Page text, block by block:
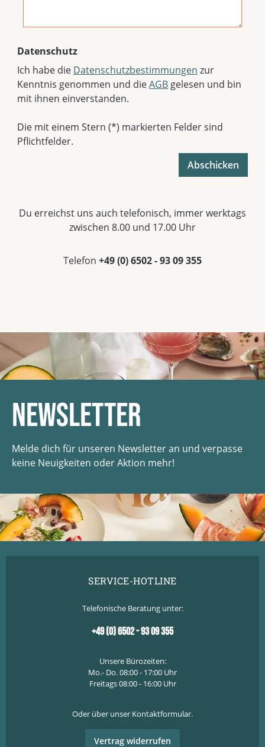
Datenschutz
Ich habe die Datenschutzbestimmungen zur
Kenntnis genommen und dieAGB gelesen und bin
mit ihnen einverstanden.
Die mit einem Stern (*) markierten Felder sind
Pflichtfelder.
Abschicken
Du erreichst uns auch telefonisch, immer werktags
zwischen 8.00 und 17.00 Uhr
Telefon +49 (0) 6502 - 93 09 355
Newsletter
Melde dich für unseren Newsletter an und verpasse
keine Neuigkeiten oder Aktion mehr!
SERVICE-HOTLINE
Telefonische Beratung unter:
+49 (0) 6502 - 93 09 355
Unsere Bürozeiten:
Mo.- Do. 08:00 - 17:00 Uhr
Freitags 08:00 - 16:00 Uhr
Oder über unser Kontaktformular.
Vertrag widerrufen